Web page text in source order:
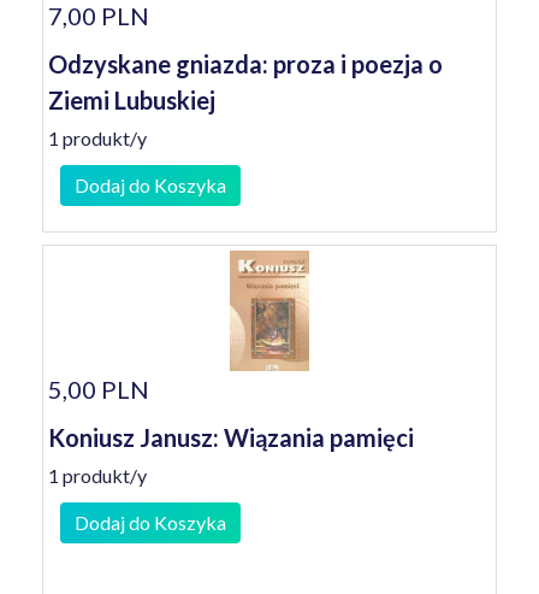
7,00 PLN
Odzyskane gniazda: proza i poezja o
Ziemi Lubuskiej
1 produkt/y
Dodaj do Koszyka
5,00 PLN
Koniusz Janusz: Wiązania pamięci
1 produkt/y
Dodaj do Koszyka